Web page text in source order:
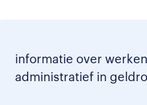
informatie over
administratief in